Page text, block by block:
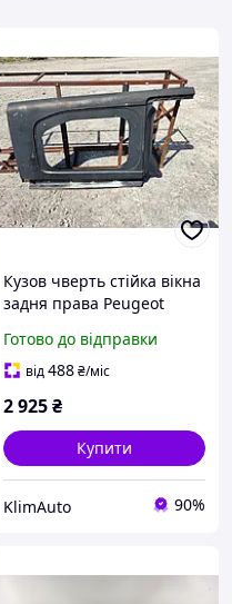
Кузов чверть стійка вікна
задня права Peugeot
1613590080 9808248480
Готово до відправки
від488₴/міс
2 925₴
Купити
KlimAuto 90%